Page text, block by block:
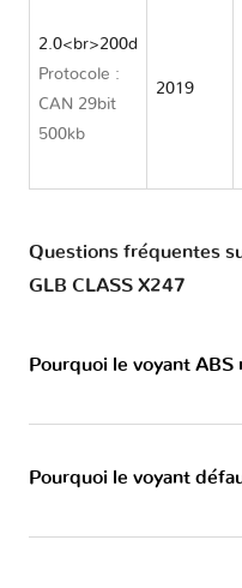
2.0<br>200d
Protocole :
CAN 29bit
500kb
2019
Questions fréquentes
GLB CLASS X247
Pourquoi le voyant ABS
Pourquoi le voyant